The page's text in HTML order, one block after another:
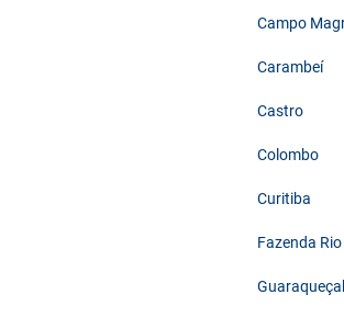
Campo
Carambeí
Castro
Colombo
Curitiba
Fazenda